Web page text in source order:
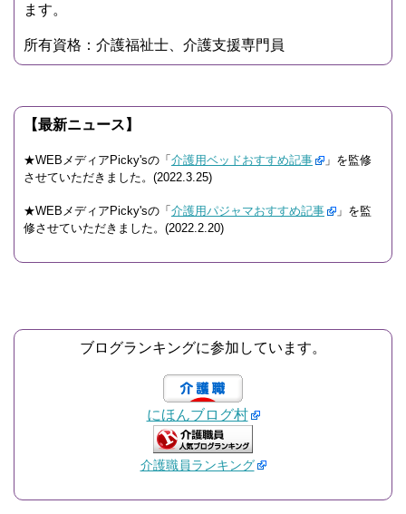
ます。
所有資格：介護福祉士、介護支援専門員
【最新ニュース】
★WEBメディアPicky'sの「 介護用ベッドおすすめ記事
」を監修
させていただきました。(2022.3.25)
★WEBメディアPicky'sの「 介護用パジャマおすすめ記事
」を監
修させていただきました。(2022.2.20)
ブログランキングに参加しています。
にほんブログ村
介護職員ランキング